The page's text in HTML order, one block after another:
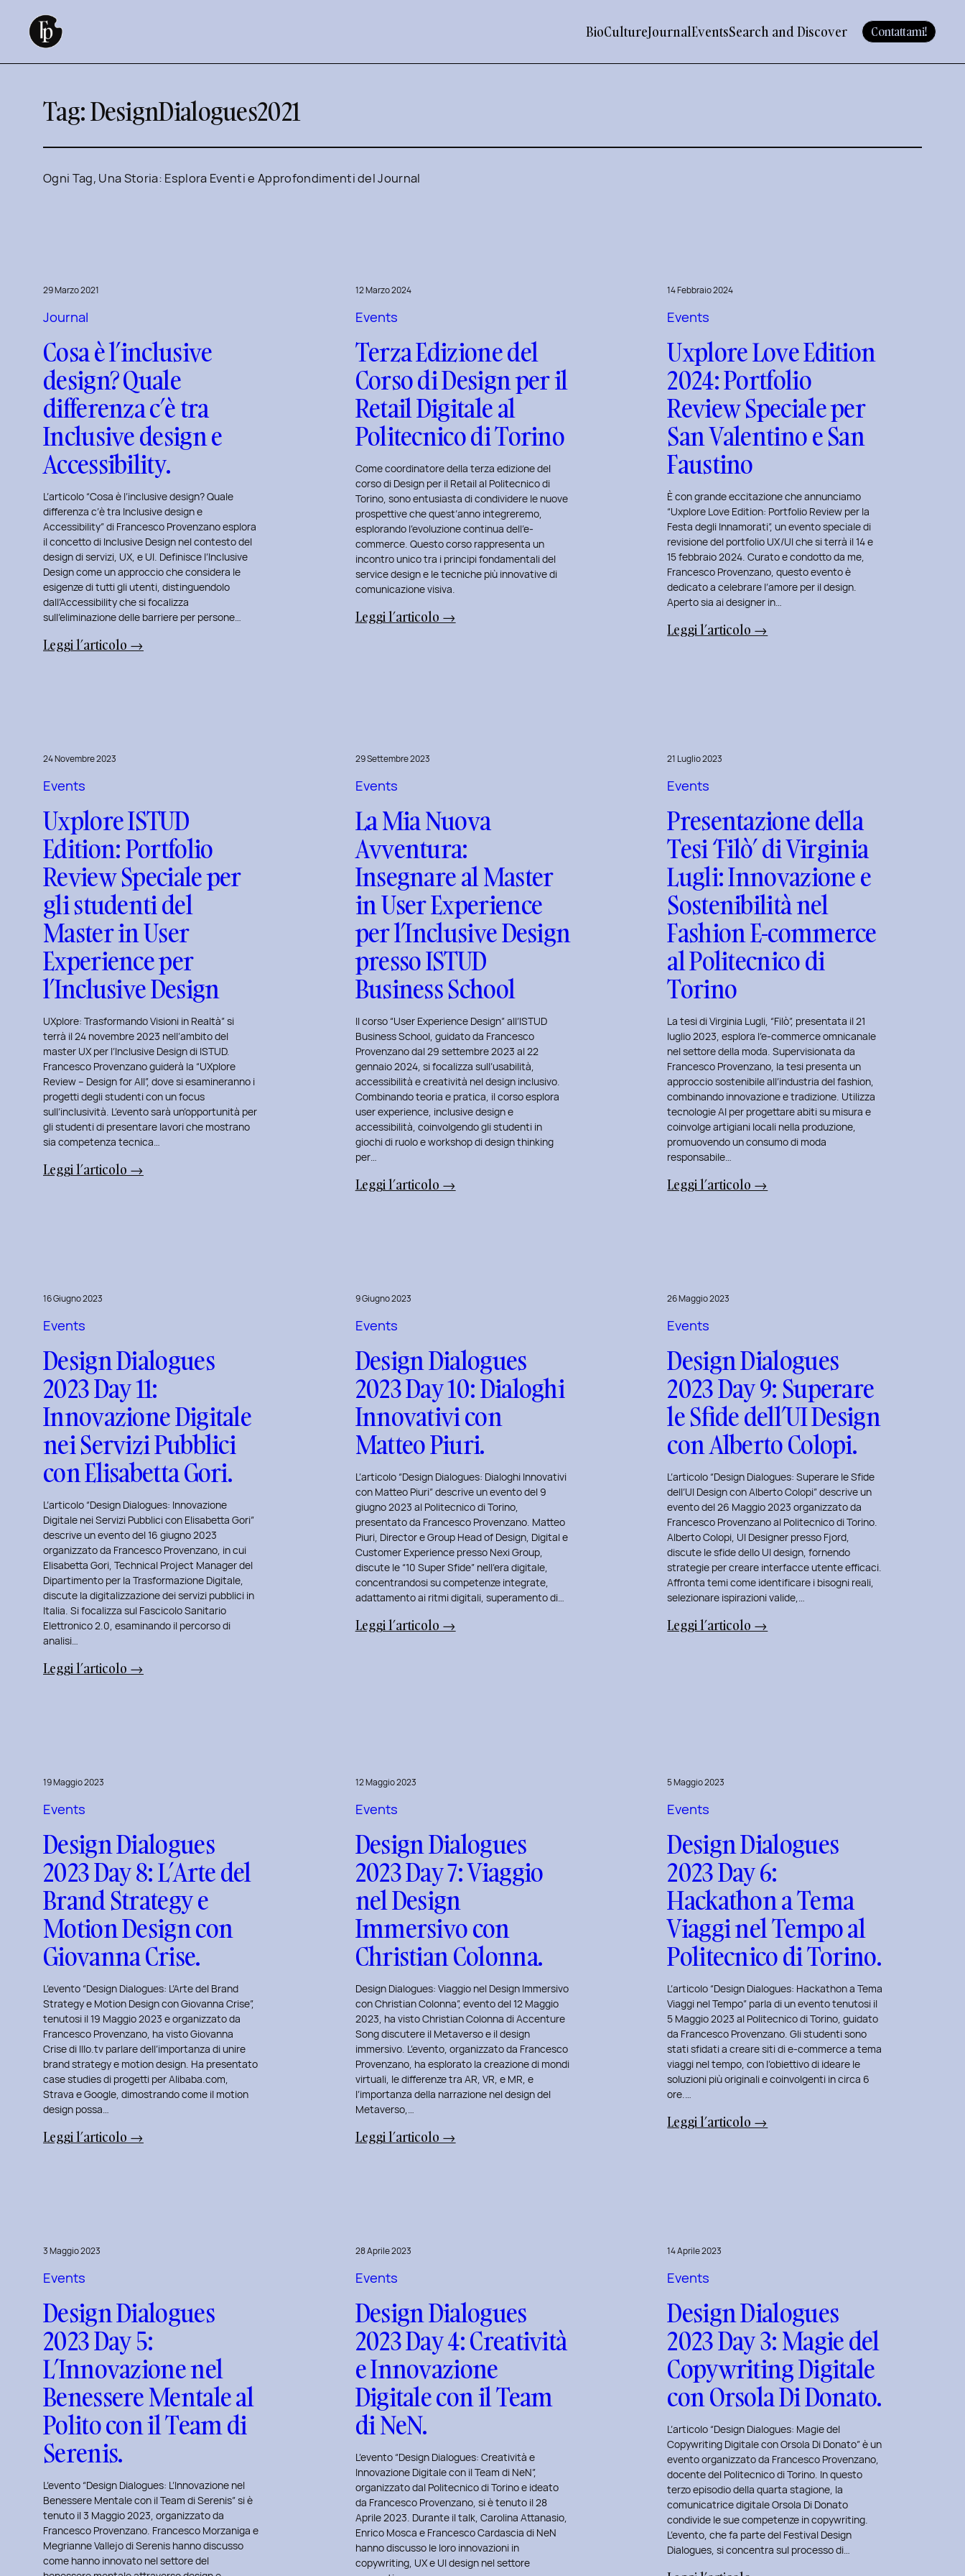
contenuto
BioCultureJournalEventsSearch and Discover Contattami!
Tag:DesignDialogues2021
Ogni Tag, Una Storia: Esplora Eventi e Approfondimenti del Journal
29 Marzo 2021
Journal
Cosa è l’inclusive
design? Quale
differenza c’è tra
Inclusive design e
Accessibility.
L’articolo “Cosa è l’inclusive design? Quale
differenza c’è tra Inclusive design e
Accessibility” di Francesco Provenzano esplora
il concetto di Inclusive Design nel contesto del
design di servizi, UX, e UI. Definisce l’Inclusive
Design come un approccio che considera le
esigenze di tutti gli utenti, distinguendolo
dall’Accessibility che si focalizza
sull’eliminazione delle barriere per persone…
Leggi l’articolo →
Inclusive
design
e
Accessibility.
12 Marzo 2024
Events
Terza Edizione del
Corso di Design per il
Retail Digitale al
Politecnico di Torino
Come coordinatore della terza edizione del
corso di Design per il Retail al Politecnico di
Torino, sono entusiasta di condividere le nuove
prospettive che quest’anno integreremo,
esplorando l’evoluzione continua dell’e-
commerce. Questo corso rappresenta un
incontro unico tra i principi fondamentali del
service design e le tecniche più innovative di
comunicazione visiva.
Leggi l’articolo →:
al
Politecnico
di
Torino
14 Febbraio 2024
Events
Uxplore Love Edition
2024: Portfolio
Review Speciale per
San Valentino e San
Faustino
È con grande eccitazione che annunciamo
“Uxplore Love Edition: Portfolio Review per la
Festa degli Innamorati”, un evento speciale di
revisione del portfolio UX/UI che si terrà il 14 e
15 febbraio 2024. Curato e condotto da me,
Francesco Provenzano, questo evento è
dedicato a celebrare l’amore per il design.
Aperto sia ai designer in…
Leggi l’articolo →
Valentino
e
San
Faustino
24 Novembre 2023
Events
Uxplore ISTUD
Edition: Portfolio
Review Speciale per
gli studenti del
Master in User
Experience per
l’Inclusive Design
UXplore: Trasformando Visioni in Realtà” si
terrà il 24 novembre 2023 nell’ambito del
master UX per l’Inclusive Design di ISTUD.
Francesco Provenzano guiderà la “UXplore
Review – Design for All”, dove si esamineranno i
progetti degli studenti con un focus
sull’inclusività. L’evento sarà un’opportunità per
gli studenti di presentare lavori che mostrano
sia competenza tecnica…
Leggi l’articolo →
del
Master
in
User
Experience
per
l’Inclusive
Design
29 Settembre 2023
Events
La Mia Nuova
Avventura:
Insegnare al Master
in User Experience
per l’Inclusive Design
presso ISTUD
Business School
Il corso “User Experience Design” all’ISTUD
Business School, guidato da Francesco
Provenzano dal 29 settembre 2023 al 22
gennaio 2024, si focalizza sull’usabilità,
accessibilità e creatività nel design inclusivo.
Combinando teoria e pratica, il corso esplora
user experience, inclusive design e
accessibilità, coinvolgendo gli studenti in
giochi di ruolo e workshop di design thinking
per…
Leggi l’articolo →:
User
Experience
per
l’Inclusive
Design
presso
ISTUD
Business
School
21 Luglio 2023
Events
Presentazione della
Tesi ‘Filò’ di Virginia
Lugli: Innovazione e
Sostenibilità nel
Fashion E-commerce
al Politecnico di
Torino
La tesi di Virginia Lugli, “Filò”, presentata il 21
luglio 2023, esplora l’e-commerce omnicanale
nel settore della moda. Supervisionata da
Francesco Provenzano, la tesi presenta un
approccio sostenibile all’industria del fashion,
combinando innovazione e tradizione. Utilizza
tecnologie AI per progettare abiti su misura e
coinvolge artigiani locali nella produzione,
promuovendo un consumo di moda
responsabile…
Leggi l’articolo →
e
Sostenibilità
nel
Fashion
E-
commerce
al
Politecnico
di
Torino
16 Giugno 2023
Events
Design Dialogues
2023 Day 11:
Innovazione Digitale
nei Servizi Pubblici
con Elisabetta Gori.
L’articolo “Design Dialogues: Innovazione
Digitale nei Servizi Pubblici con Elisabetta Gori”
descrive un evento del 16 giugno 2023
organizzato da Francesco Provenzano, in cui
Elisabetta Gori, Technical Project Manager del
Dipartimento per la Trasformazione Digitale,
discute la digitalizzazione dei servizi pubblici in
Italia. Si focalizza sul Fascicolo Sanitario
Elettronico 2.0, esaminando il percorso di
analisi…
Leggi l’articolo →
Servizi
Pubblici
con
Elisabetta
Gori.
9 Giugno 2023
Events
Design Dialogues
2023 Day 10: Dialoghi
Innovativi con
Matteo Piuri.
L’articolo “Design Dialogues: Dialoghi Innovativi
con Matteo Piuri” descrive un evento del 9
giugno 2023 al Politecnico di Torino,
presentato da Francesco Provenzano. Matteo
Piuri, Director e Group Head of Design, Digital e
Customer Experience presso Nexi Group,
discute le “10 Super Sfide” nell’era digitale,
concentrandosi su competenze integrate,
adattamento ai ritmi digitali, superamento di…
Leggi l’articolo →:
26 Maggio 2023
Events
Design Dialogues
2023 Day 9: Superare
le Sfide dell’UI Design
con Alberto Colopi.
L’articolo “Design Dialogues: Superare le Sfide
dell’UI Design con Alberto Colopi” descrive un
evento del 26 Maggio 2023 organizzato da
Francesco Provenzano al Politecnico di Torino.
Alberto Colopi, UI Designer presso Fjord,
discute le sfide dello UI design, fornendo
strategie per creare interfacce utente efficaci.
Affronta temi come identificare i bisogni reali,
selezionare ispirazioni valide,…
Leggi l’articolo →
con
Alberto
Colopi.
19 Maggio 2023
Events
Design Dialogues
2023 Day 8: L’Arte del
Brand Strategy e
Motion Design con
Giovanna Crise.
L’evento “Design Dialogues: L’Arte del Brand
Strategy e Motion Design con Giovanna Crise”,
tenutosi il 19 Maggio 2023 e organizzato da
Francesco Provenzano, ha visto Giovanna
Crise di Illo.tv parlare dell’importanza di unire
brand strategy e motion design. Ha presentato
case studies di progetti per Alibaba.com,
Strava e Google, dimostrando come il motion
design possa…
Leggi l’articolo →
Strategy
e
Motion
Design
con
Giovanna
Crise.
12 Maggio 2023
Events
Design Dialogues
2023 Day 7: Viaggio
nel Design
Immersivo con
Christian Colonna.
Design Dialogues: Viaggio nel Design Immersivo
con Christian Colonna”, evento del 12 Maggio
2023, ha visto Christian Colonna di Accenture
Song discutere il Metaverso e il design
immersivo. L’evento, organizzato da Francesco
Provenzano, ha esplorato la creazione di mondi
virtuali, le differenze tra AR, VR, e MR, e
l’importanza della narrazione nel design del
Metaverso,…
Leggi l’articolo →:
Immersivo
con
Christian
Colonna.
5 Maggio 2023
Events
Design Dialogues
2023 Day 6:
Hackathon a Tema
Viaggi nel Tempo al
Politecnico di Torino.
L’articolo “Design Dialogues: Hackathon a Tema
Viaggi nel Tempo” parla di un evento tenutosi il
5 Maggio 2023 al Politecnico di Torino, guidato
da Francesco Provenzano. Gli studenti sono
stati sfidati a creare siti di e-commerce a tema
viaggi nel tempo, con l’obiettivo di ideare le
soluzioni più originali e coinvolgenti in circa 6
ore.…
Leggi l’articolo →
nel
Tempo
al
Politecnico
di
Torino.
3 Maggio 2023
Events
Design Dialogues
2023 Day 5:
L’Innovazione nel
Benessere Mentale al
Polito con il Team di
Serenis.
L’evento “Design Dialogues: L’Innovazione nel
Benessere Mentale con il Team di Serenis” si è
tenuto il 3 Maggio 2023, organizzato da
Francesco Provenzano. Francesco Morzaniga e
Megrianne Vallejo di Serenis hanno discusso
come hanno innovato nel settore del
28 Aprile 2023
Events
Design Dialogues
2023 Day 4: Creatività
e Innovazione
Digitale con il Team
di NeN.
L’evento “Design Dialogues: Creatività e
Innovazione Digitale con il Team di NeN”,
organizzato dal Politecnico di Torino e ideato
da Francesco Provenzano, si è tenuto il 28
Aprile 2023. Durante il talk, Carolina Attanasio,
Enrico Mosca e Francesco Cardascia di NeN
hanno discusso le loro innovazioni in
copywriting, UX e UI design nel settore
14 Aprile 2023
Events
Design Dialogues
2023 Day 3: Magie del
Copywriting Digitale
con Orsola Di Donato.
L’articolo “Design Dialogues: Magie del
Copywriting Digitale con Orsola Di Donato” è un
evento organizzato da Francesco Provenzano,
docente del Politecnico di Torino. In questo
terzo episodio della quarta stagione, la
comunicatrice digitale Orsola Di Donato
condivide le sue competenze in copywriting.
L’evento, che fa parte del Festival Design
Dialogues, si concentra sul processo di…